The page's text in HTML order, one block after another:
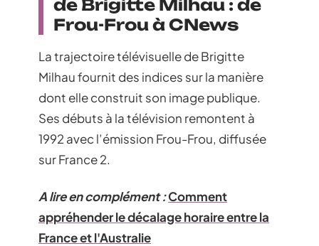
de Brigitte Milhau : de
Frou-Frou à CNews
La trajectoire télévisuelle de Brigitte
Milhau fournit des indices sur la manière
dont elle construit son image publique.
Ses débuts à la télévision remontent à
1992 avec l’émission Frou-Frou, diffusée
sur France 2.
A lire en complément :Comment
appréhender le décalage horaire entre la
France et l'Australie